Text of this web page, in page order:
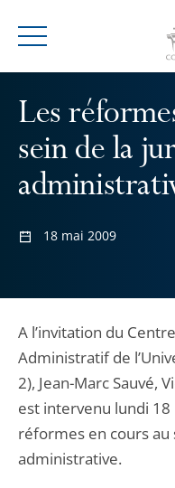
Menu
Les
sein de la
18 mai 2009
A l’invitation du
Administratif de
2), Jean-Marc Sauvé,
est intervenu lundi
réformes en cours au
administrative.